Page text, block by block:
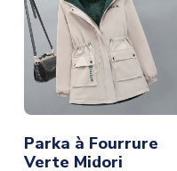
Parka à Fourrure
Verte Midori